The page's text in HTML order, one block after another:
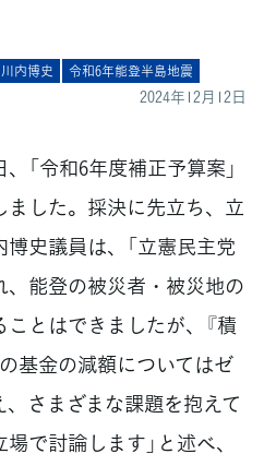
川内博史 令和6年能登半島地震
2024年12月12日
「令和6年度補正予算案」
した。採決に先立ち、立
史議員は、「立憲民主党
能登の被災者・被災地の
とはできましたが、『積
基金の減額についてはゼ
さまざまな課題を抱えて
で討論します」と述べ、